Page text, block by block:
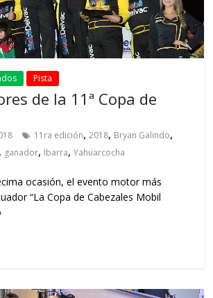
Pista
de la 11ª Copa de
11ra edición,2018, Bryan Galindo,
, ganador, Ibarra,Yahuarcocha
ocasión, el evento motor más
“La Copa de Cabezales Mobil